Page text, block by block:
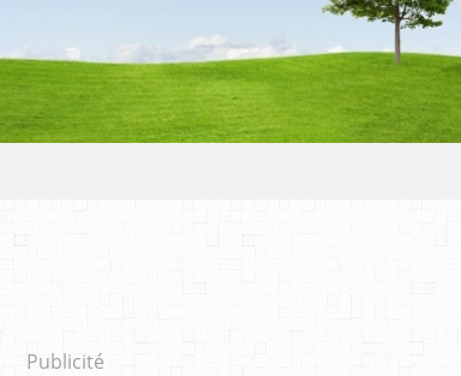
Publicité